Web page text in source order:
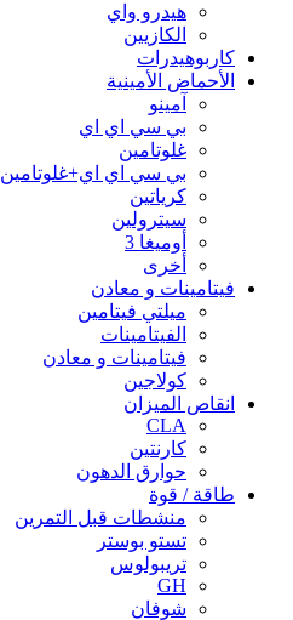
هيدرو واي
الكازيين
كاربوهيدرات
الأحماض الأمينية
آمينو
بي سي اي اي
غلوتامين
بي سي اي اي+غلوتامين
كرياتين
سيترولين
أوميغا 3
أخرى
فيتامينات و معادن
ميلتي فيتامين
الفيتامينات
فيتامينات و معادن
كولاجين
انقاص الميزان
CLA
كارنتين
حوارق الدهون
طاقة / قوة
منشطات قبل التمرين
تستو بوستر
تريبولوس
GH
شوفان